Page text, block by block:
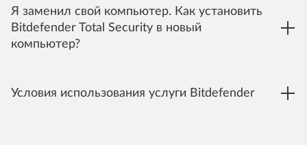
Я заменил свой компьютер. Как установить
Bitdefender Total Security в новый
компьютер?
Условия использования услуги Bitdefender